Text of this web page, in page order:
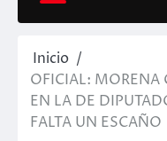
Inicio
OFICIAL: MORENA
EN LA DE
FALTA UN ESCAÑO